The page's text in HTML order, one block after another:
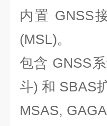
内置 GNSS
(MSL)。
包含 GNSS
斗) 和 SBAS
MSAS,